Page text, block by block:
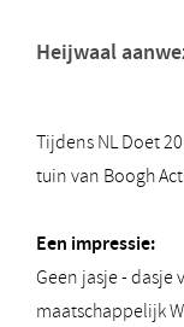
Heijwaal
Tijdens NL Doet
tuin van Boogh
Een impressie:
Geen jasje - dasje
maatschappelijk